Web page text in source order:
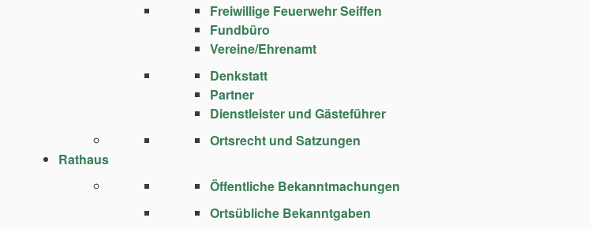
Freiwillige Feuerwehr Seiffen
Fundbüro
Vereine/Ehrenamt
Denkstatt
Partner
Dienstleister und Gästeführer
Ortsrecht und Satzungen
Rathaus
Öffentliche Bekanntmachungen
Ortsübliche Bekanntgaben